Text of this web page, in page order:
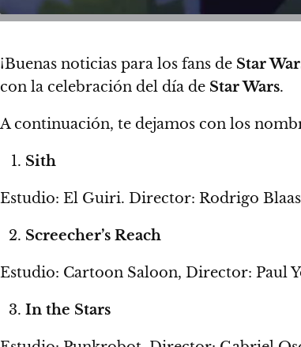
¡Buenas noticias para los fans de Star
con la celebración del día de Star Wars.
A continuación, te dejamos con los
Sith
Estudio: El Guiri. Director: Rodrigo
Screecher’s Reach
Estudio: Cartoon Saloon, Director: Paul
In the Stars